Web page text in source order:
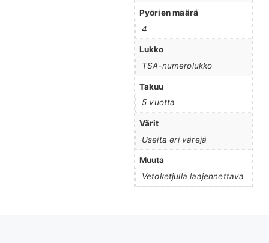
Pyörien määrä
4
Lukko
TSA-numerolukko
Takuu
5 vuotta
Värit
Useita eri värejä
Muuta
Vetoketjulla laajennettava